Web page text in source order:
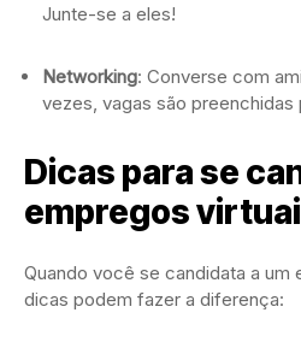
Junte-se a eles!
Networking: Converse com
vezes, vagas são
Dicas para se
empregos
Quando você se candidata a um
dicas podem fazer a diferença: